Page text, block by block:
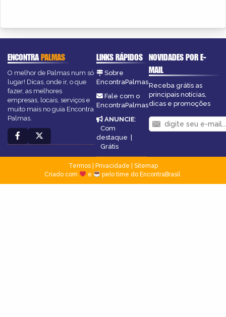
ENCONTRAPALMAS
O melhor de Palmas num só
lugar! Dicas, onde ir, o que
fazer, as melhores
empresas, locais, serviços e
muito mais no guia Encontra
Palmas.
LINKS RÁPIDOS
Sobre
EncontraPalmas
Fale com o
EncontraPalmas
ANUNCIE:
Com
destaque |
Grátis
NOVIDADES POR E-
MAIL
Receba grátis as
principais notícias,
dicas e promoções
Termos| Privacidade
Sitemap
Criado com
e pelo time do EncontraBrasil